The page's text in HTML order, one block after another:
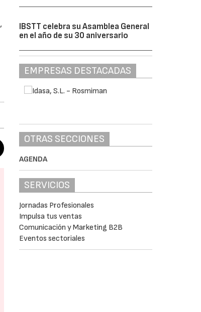
,
IBSTT celebra su Asamblea General
en el año de su 30 aniversario
EMPRESAS DESTACADAS
OTRAS SECCIONES
AGENDA
SERVICIOS
Jornadas Profesionales
Impulsa tus ventas
Comunicación y Marketing B2B
Eventos sectoriales